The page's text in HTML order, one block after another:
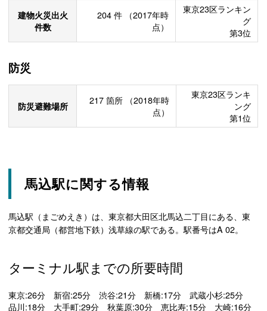
建物火災出火
件数
204 件
（2017年時
点）
東京23区ランキン
グ
第3位
防災
防災避難場所 217 箇所
（2018年時
点）
東京23区ランキ
ング
第1位
馬込駅に関する情報
馬込駅（まごめえき）は、東京都大田区北馬込二丁目にある、東
京都交通局（都営地下鉄）浅草線の駅である。駅番号はA 02。
ターミナル駅までの所要時間
東京:26分 新宿:25分 渋谷:21分 新橋:17分 武蔵小杉:25分
品川:18分 大手町:29分 秋葉原:30分 恵比寿:15分 大崎:16分